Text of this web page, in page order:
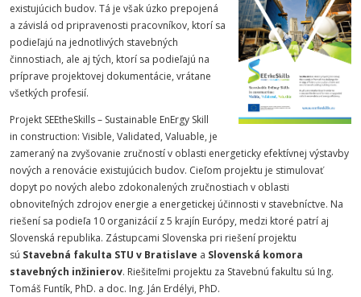
existujúcich budov. Tá je však úzko prepojená
a závislá od pripravenosti pracovníkov, ktorí sa
podieľajú na jednotlivých stavebných
činnostiach, ale aj tých, ktorí sa podieľajú na
príprave projektovej dokumentácie, vrátane
všetkých profesií.
Projekt SEEtheSkills – Sustainable EnErgy Skill
in construction: Visible, Validated, Valuable, je
zameraný na zvyšovanie zručností v oblasti energeticky efektívnej výstavby
nových a renovácie existujúcich budov. Cieľom projektu je stimulovať
dopyt po nových alebo zdokonalených zručnostiach v oblasti
obnoviteľných zdrojov energie a energetickej účinnosti v stavebníctve. Na
riešení sa podieľa 10 organizácií z 5 krajín Európy, medzi ktoré patrí aj
Slovenská republika. Zástupcami Slovenska pri riešení projektu
sú Stavebná fakulta STU v Bratislave a Slovenská komora
stavebných inžinierov. Riešiteľmi projektu za Stavebnú fakultu sú Ing.
Tomáš Funtík, PhD. a doc. Ing. Ján Erdélyi, PhD.